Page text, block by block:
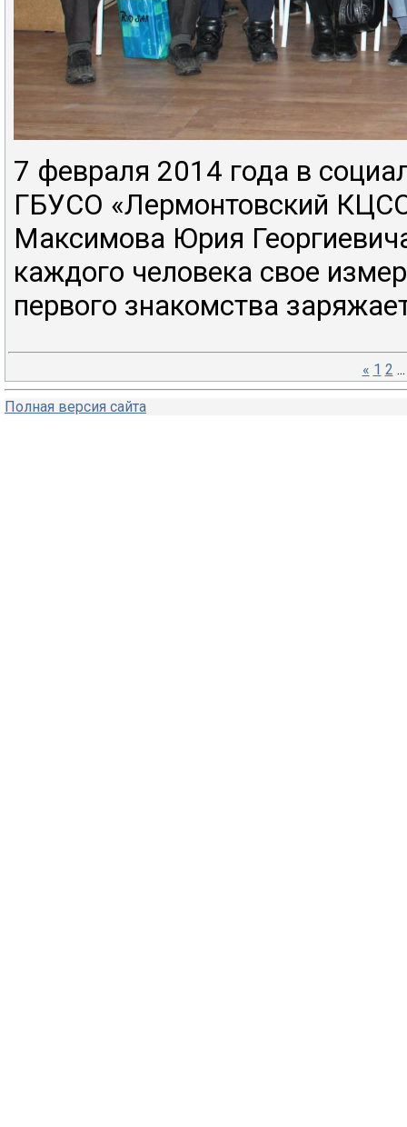
7 февраля 2014 года в
ГБУСО «Лермонтовский
Максимова Юрия
каждого человека свое
первого знакомства
« 1 2 ...
Полная версия сайта